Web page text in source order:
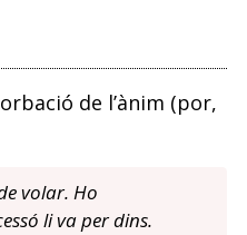
de l’ànim (por,
volar. Ho
li va per dins.